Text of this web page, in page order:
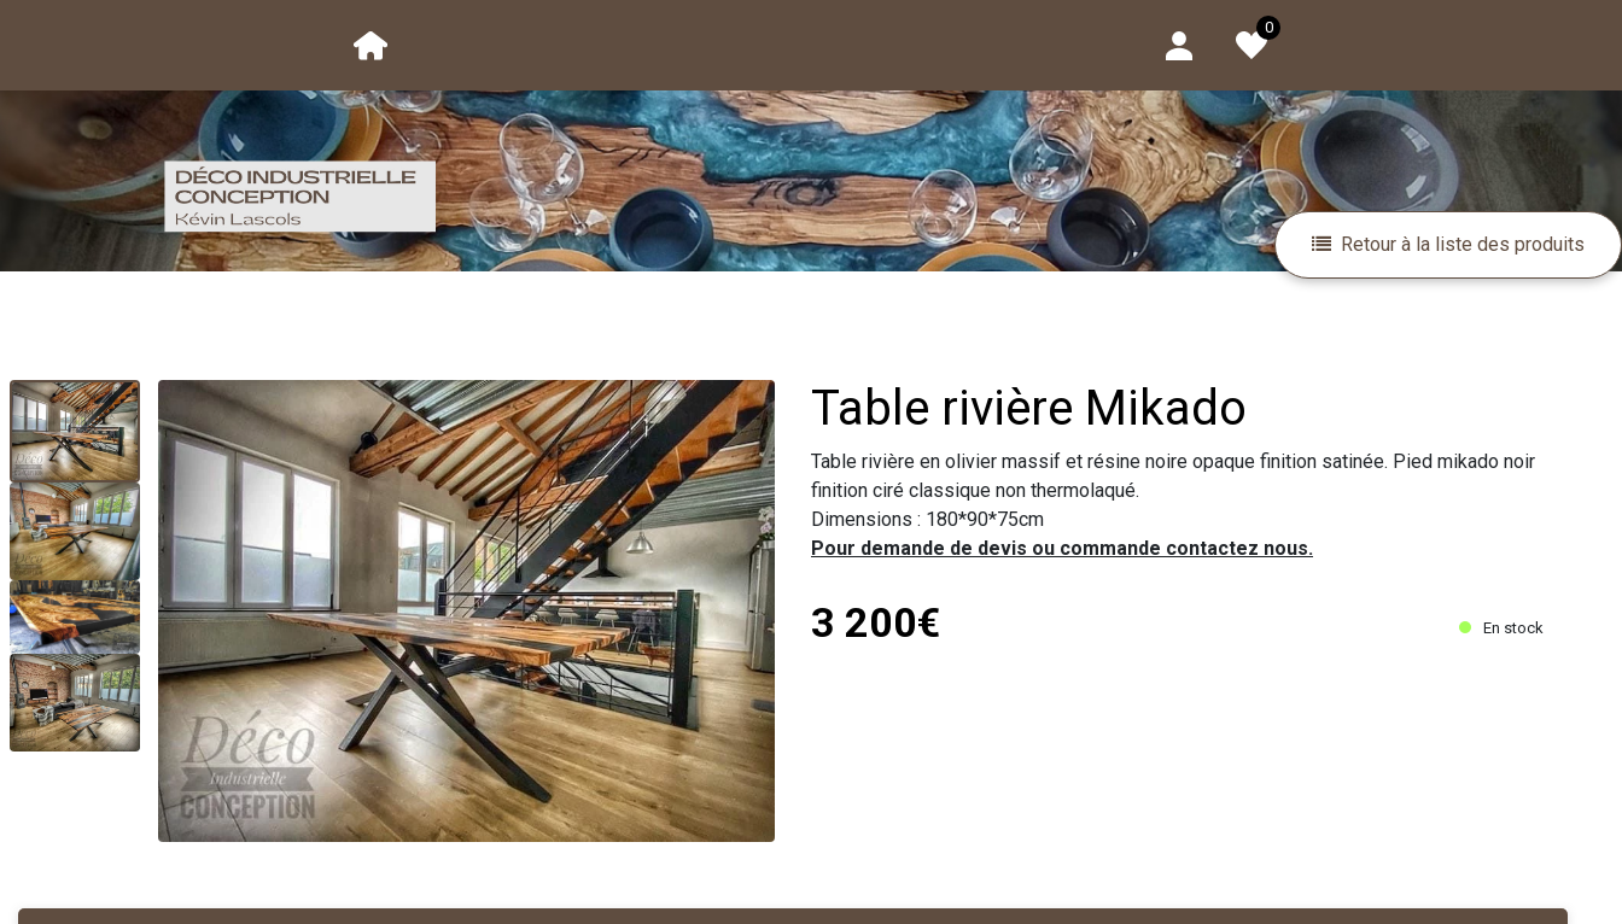
0
Retour à la liste des produits
Table rivière Mikado
Table rivière en olivier massif et résine noire opaque finition satinée. Pied mikado noir
finition ciré classique non thermolaqué.
Dimensions : 180*90*75cm
Pour demande de devis ou commande contactez nous.
3 200€ En stock